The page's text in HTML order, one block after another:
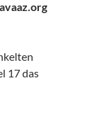
avaaz.org
17 das